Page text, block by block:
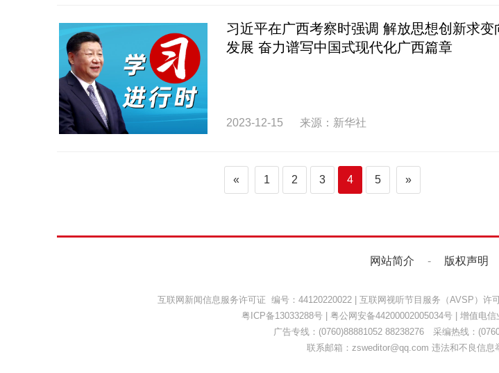
习近平在广西考察时强调 解放思想创新求变
发展 奋力谱写中国式现代化广西篇章
2023-12-15 来源：新华社
« 1 2 3 4 5 »
网站简介 - 版权声明
互联网新闻信息服务许可证 编号：44120220022 互联网视听节目服务（AVSP）许
粤ICP备13033288号| 粤公网安备44200002005034号| 增值电信
广告专线：(0760)88881052 88238276 采编热线：
联系邮箱：zsweditor@qq.com 违法和不良信息